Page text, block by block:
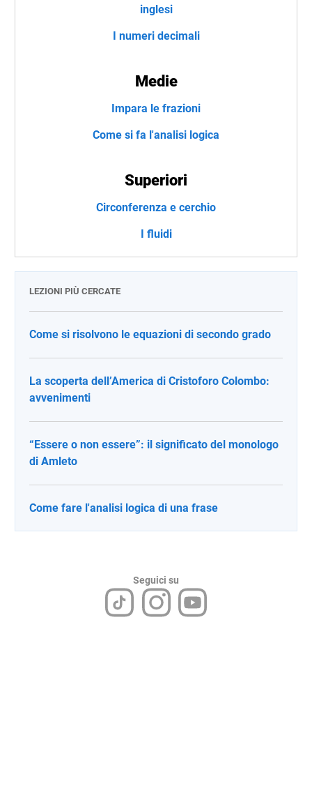
inglesi
I numeri decimali
Medie
Impara le frazioni
Come si fa l'analisi logica
Superiori
Circonferenza e cerchio
I fluidi
LEZIONI PIÙ CERCATE
Come si risolvono le equazioni di secondo grado
La scoperta dell’America di Cristoforo Colombo:
avvenimenti
“Essere o non essere”: il significato del monologo
di Amleto
Come fare l'analisi logica di una frase
Seguici su